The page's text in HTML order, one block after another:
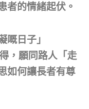
者的情緒起伏。
嘅日子」
，願同路人「走
如何讓長者有尊